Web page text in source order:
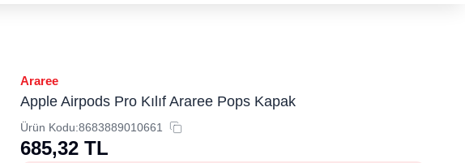
Araree
Apple Airpods Pro Kılıf Araree Pops Kapak
Ürün Kodu:8683889010661
685,32 TL